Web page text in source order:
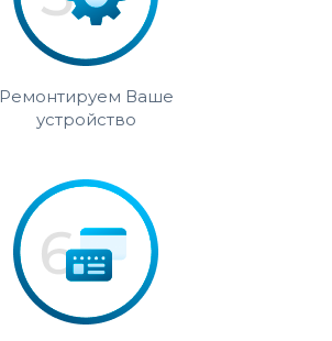
Ремонтируем Ваше
устройство